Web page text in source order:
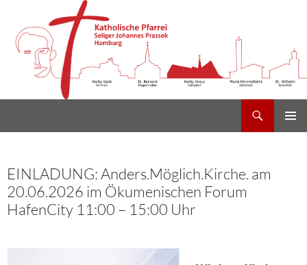
EINLADUNG: Anders.Möglich.Kirche. am
20.06.2026 im Ökumenischen Forum
HafenCity 11:00 – 15:00 Uhr